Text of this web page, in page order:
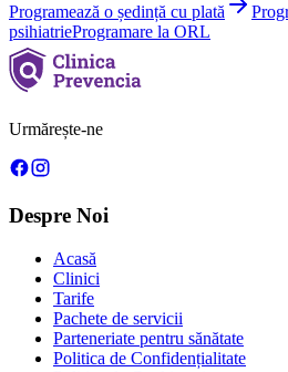
Programează o ședință cu plată
psihiatrieProgramare la ORL
Urmărește-ne
Despre Noi
Acasă
Clinici
Tarife
Pachete de servicii
Parteneriate pentru sănătate
Politica de Confidențialitate